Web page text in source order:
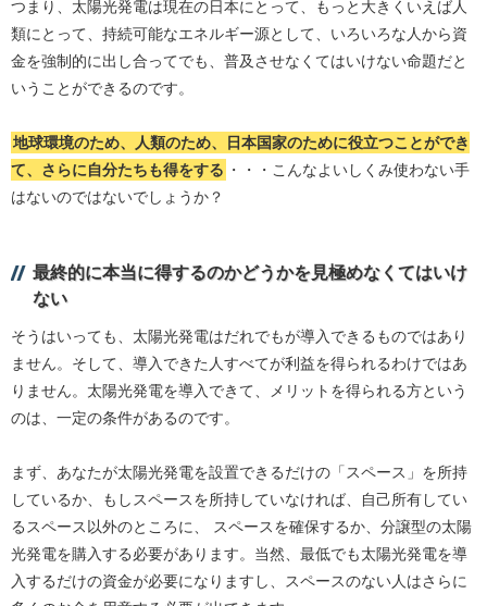
つまり、太陽光発電は現在の日本にとって、もっと大きくいえば人
類にとって、持続可能なエネルギー源として、いろいろな人から資
金を強制的に出し合ってでも、普及させなくてはいけない命題だと
いうことができるのです。
地球環境のため、人類のため、日本国家のために役立つことができ
て、さらに自分たちも得をする ・・・こんなよいしくみ使わない手
はないのではないでしょうか？
最終的に本当に得するのかどうかを見極めなくてはいけ
ない
そうはいっても、太陽光発電はだれでもが導入できるものではあり
ません。そして、導入できた人すべてが利益を得られるわけではあ
りません。太陽光発電を導入できて、メリットを得られる方という
のは、一定の条件があるのです。
まず、あなたが太陽光発電を設置できるだけの「スペース」を所持
しているか、もしスペースを所持していなければ、自己所有してい
るスペース以外のところに、 スペースを確保するか、分譲型の太陽
光発電を購入する必要があります。当然、最低でも太陽光発電を導
入するだけの資金が必要になりますし、スペースのない人はさらに